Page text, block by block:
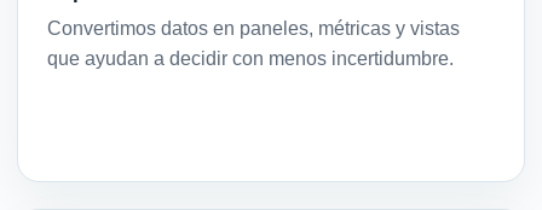
Convertimos datos en paneles, métricas y vistas
que ayudan a decidir con menos incertidumbre.